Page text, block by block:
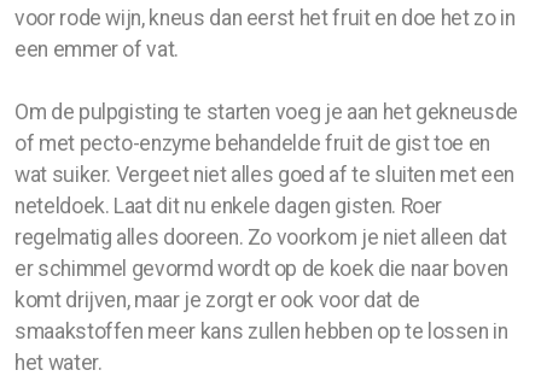
voor rode wijn, kneus dan eerst het fruit en doe het zo in
een emmer of vat.
Om de pulpgisting te starten voeg je aan het gekneusde
of met pecto-enzyme behandelde fruit de gist toe en
wat suiker. Vergeet niet alles goed af te sluiten met een
neteldoek. Laat dit nu enkele dagen gisten. Roer
regelmatig alles dooreen. Zo voorkom je niet alleen dat
er schimmel gevormd wordt op de koek die naar boven
komt drijven, maar je zorgt er ook voor dat de
smaakstoffen meer kans zullen hebben op te lossen in
het water.